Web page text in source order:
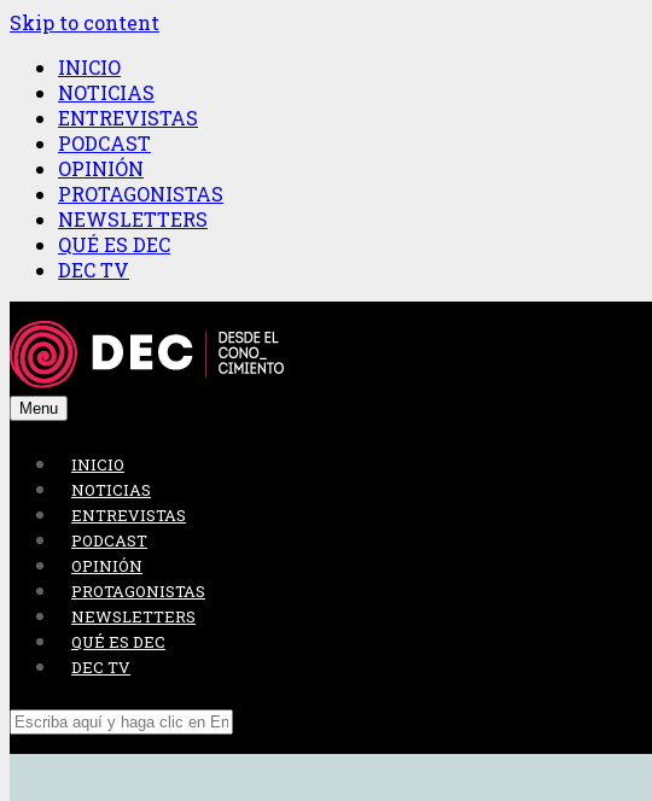
Skip to content
INICIO
NOTICIAS
ENTREVISTAS
PODCAST
OPINIÓN
PROTAGONISTAS
NEWSLETTERS
QUÉ ES DEC
DEC TV
Menu
INICIO
NOTICIAS
ENTREVISTAS
PODCAST
OPINIÓN
PROTAGONISTAS
NEWSLETTERS
QUÉ ES DEC
DEC TV